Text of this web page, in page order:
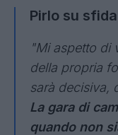
Pirlo su
"Mi aspetto di
della propria
sarà decisiva,
La gara di
quando non